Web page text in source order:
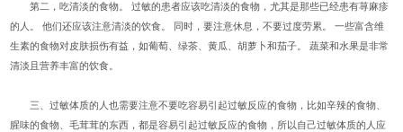
第二，吃清淡的食物。 过敏的患者应该吃清淡的食物，尤其是那些已经患有荨麻疹
的人。 他们还应该注意清淡的饮食。 同时，要注意休息，不要过度劳累。 一些富含维
生素的食物对皮肤损伤有益，如葡萄、绿茶、黄瓜、胡萝卜和茄子。 蔬菜和水果是非常
清淡且营养丰富的饮食。
三、过敏体质的人也需要注意不要吃容易引起过敏反应的食物，比如辛辣的食物、
腥味的食物、毛茸茸的东西，都是容易引起过敏反应的食物，所以自己过敏体质的人应